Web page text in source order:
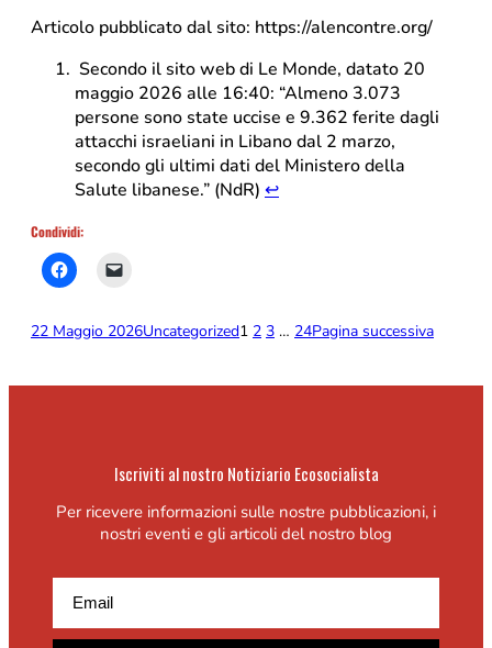
Articolo pubblicato dal sito: https://alencontre.org/
Secondo il sito web di Le Monde, datato 20
maggio 2026 alle 16:40: “Almeno 3.073
persone sono state uccise e 9.362 ferite dagli
attacchi israeliani in Libano dal 2 marzo,
secondo gli ultimi dati del Ministero della
Salute libanese.” (NdR) ↩︎
Condividi:
22 Maggio 2026Uncategorized1 2 3 … 24Pagina successiva
Iscriviti al nostro Notiziario Ecosocialista
Per ricevere informazioni sulle nostre pubblicazioni, i
nostri eventi e gli articoli del nostro blog